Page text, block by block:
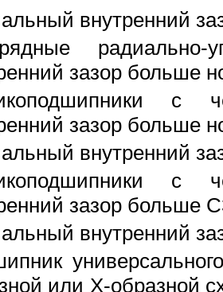
внутренний
радиально-
зазор больше
с
зазор больше
внутренний
с
зазор больше
внутренний
или Х-образной